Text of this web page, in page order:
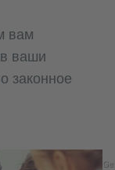
вам
ваши
законное